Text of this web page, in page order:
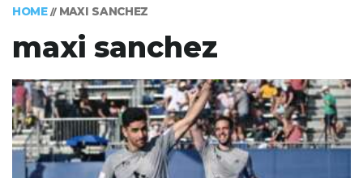
HOME// MAXI SANCHEZ
maxi sanchez